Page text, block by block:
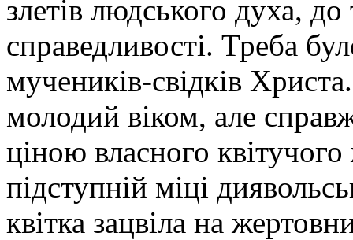
злетів людського духа,
справедливості. Треба
мучеників-свідків
молодий віком, але
ціною власного
підступній міці
квітка зацвіла на